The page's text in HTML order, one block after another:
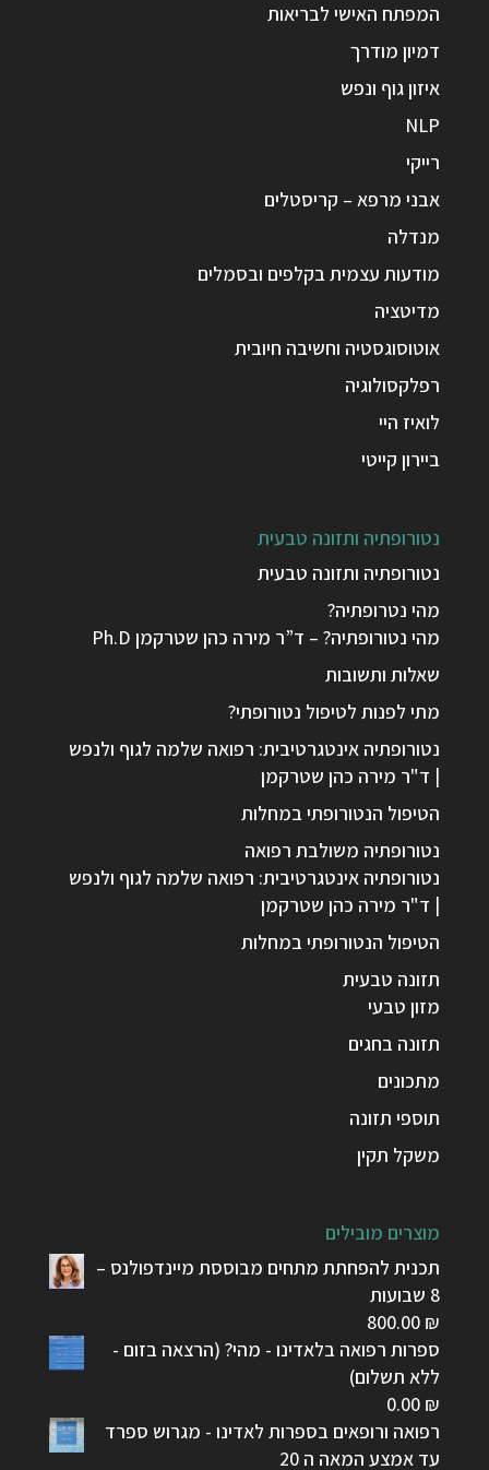
המפתח האישי לבריאות
דמיון מודרך
איזון גוף ונפש
NLP
רייקי
אבני מרפא – קריסטלים
מנדלה
מודעות עצמית בקלפים ובסמלים
מדיטציה
אוטוסוגסטיה וחשיבה חיובית
רפלקסולוגיה
לואיז היי
ביירון קייטי
נטורופתיה ותזונה טבעית
נטורופתיה ותזונה טבעית
מהי נטרופתיה?
מהי נטורופתיה? – ד”ר מירה כהן שטרקמן Ph.D
שאלות ותשובות
מתי לפנות לטיפול נטורופתי?
נטורופתיה אינטגרטיבית: רפואה שלמה לגוף ולנפש
| ד"ר מירה כהן שטרקמן
הטיפול הנטורופתי במחלות
נטורופתיה משולבת רפואה
נטורופתיה אינטגרטיבית: רפואה שלמה לגוף ולנפש
| ד"ר מירה כהן שטרקמן
הטיפול הנטורופתי במחלות
תזונה טבעית
מזון טבעי
תזונה בחגים
מתכונים
תוספי תזונה
משקל תקין
מוצרים מובילים
תכנית להפחתת מתחים מבוססת מיינדפולנס –
8 שבועות
800.00 ₪
ספרות רפואה בלאדינו - מהי? (הרצאה בזום -
ללא תשלום)
0.00 ₪
רפואה ורופאים בספרות לאדינו - מגרוש ספרד
עד אמצע המאה ה 20